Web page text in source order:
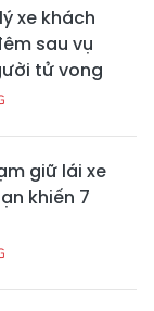
xe khách
sau vụ
tử vong
giữ lái xe
khiến 7